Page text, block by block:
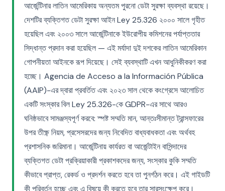
আর্জেন্টিনার লাতিন আমেরিকায় অন্যতম পুরনো ডেটা সুরক্ষা ব্যবস্থা রয়েছে।
দেশটির ব্যক্তিগত ডেটা সুরক্ষা আইন Ley 25.326 ২০০০ সালে গৃহীত
হয়েছিল এবং ২০০৩ সালে আর্জেন্টিনাকে ইউরোপীয় কমিশনের পর্যাপ্ততার
সিদ্ধান্ত প্রদান করা হয়েছিল — এই মর্যাদা দুই দশকের লাতিন আমেরিকান
গোপনীয়তা আইনকে রূপ দিয়েছে। সেই ব্যবস্থাটি এখন আধুনিকীকরণ করা
হচ্ছে। Agencia de Acceso a la Información Pública
(AAIP)-এর দ্বারা প্রবর্তিত এবং ২০২৩ সাল থেকে কংগ্রেসে আলোচিত
একটি সংস্কার বিল Ley 25.326-কে GDPR-এর সাথে আরও
ঘনিষ্ঠভাবে সামঞ্জস্যপূর্ণ করবে: স্পষ্ট সম্মতি মান, আন্তঃসীমান্ত ট্রান্সফারের
উপর তীক্ষ্ণ নিয়ম, প্রসেসরদের জন্য নিবেদিত বাধ্যবাধকতা এবং অর্থবহ
প্রশাসনিক জরিমানা। আর্জেন্টিনায় কার্যরত বা আর্জেন্টাইন বাসিন্দাদের
ব্যক্তিগত ডেটা প্রক্রিয়াকারী প্রকাশকদের জন্য, সংস্কার কুকি সম্মতি
কীভাবে প্রাপ্ত, রেকর্ড ও প্রদর্শন করতে হবে তা পুনর্গঠন করে। এই গাইডটি
কী পরিবর্তন হচ্ছে এবং এ বিষয়ে কী করতে হবে তার সারসংক্ষেপ করে।